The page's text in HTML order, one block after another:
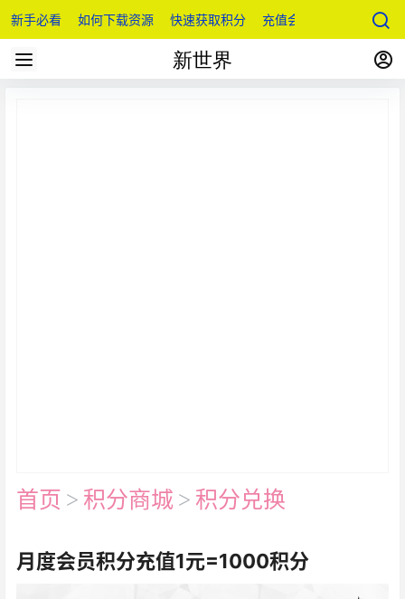
新手必看 如何下载资源 快速获取积分 充值会员
首页 > 积分商城 > 积分兑换
月度会员积分充值1元=1000积分